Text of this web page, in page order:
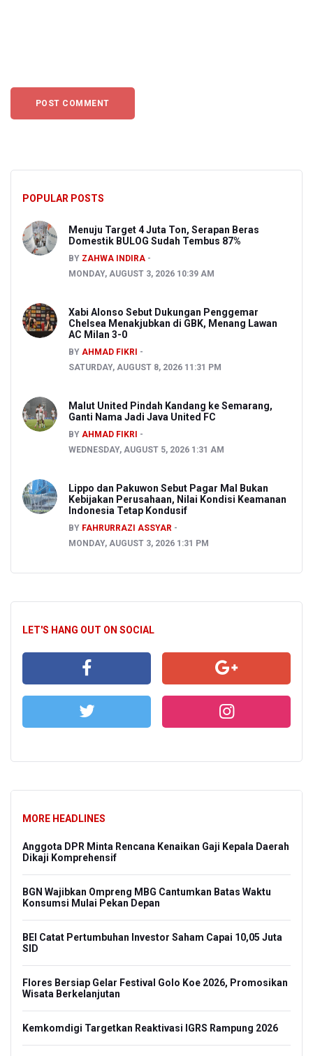
POPULAR POSTS
Menuju Target 4 Juta Ton, Serapan Beras
Domestik BULOG Sudah Tembus 87%
BY ZAHWA INDIRA
MONDAY, AUGUST 3, 2026 10:39 AM
Xabi Alonso Sebut Dukungan Penggemar
Chelsea Menakjubkan di GBK, Menang Lawan
AC Milan 3-0
BY AHMAD FIKRI
SATURDAY, AUGUST 8, 2026 11:31 PM
Malut United Pindah Kandang ke Semarang,
Ganti Nama Jadi Java United FC
BY AHMAD FIKRI
WEDNESDAY, AUGUST 5, 2026 1:31 AM
Lippo dan Pakuwon Sebut Pagar Mal Bukan
Kebijakan Perusahaan, Nilai Kondisi Keamanan
Indonesia Tetap Kondusif
BY FAHRURRAZI ASSYAR
MONDAY, AUGUST 3, 2026 1:31 PM
LET'S HANG OUT ON SOCIAL
MORE HEADLINES
Anggota DPR Minta Rencana Kenaikan Gaji Kepala Daerah
Dikaji Komprehensif
BGN Wajibkan Ompreng MBG Cantumkan Batas Waktu
Konsumsi Mulai Pekan Depan
BEI Catat Pertumbuhan Investor Saham Capai 10,05 Juta
SID
Flores Bersiap Gelar Festival Golo Koe 2026, Promosikan
Wisata Berkelanjutan
Kemkomdigi Targetkan Reaktivasi IGRS Rampung 2026